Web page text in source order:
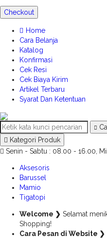
Checkout
Home
Cara Belanja
Katalog
Konfirmasi
Cek Resi
Cek Biaya Kirim
Artikel Terbaru
Syarat Dan Ketentuan
Kategori Produk
Senin - Sabtu : 08.00 - 16.00,
Aksesoris
Barussel
Mamio
Tigatopi
Welcome ❯ Selamat
Shopping!
Cara Pesan di Website ❯